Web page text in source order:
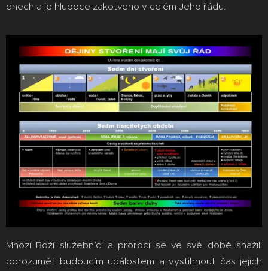
dnech a je hluboce zakotveno v celém Jeho řádu.
Mnozí Boží služebníci a proroci se ve své době snažili
porozumět budoucím událostem a vystihnout čas jejich